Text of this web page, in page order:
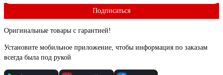
Подписаться
Оригинальные товары с гарантией!
Установите мобильное приложение, чтобы информация по заказам
всегда была под рукой